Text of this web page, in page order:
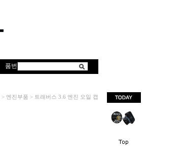
품번
> 엔진부품 > 트래버스 3.6 엔진 오일 캡